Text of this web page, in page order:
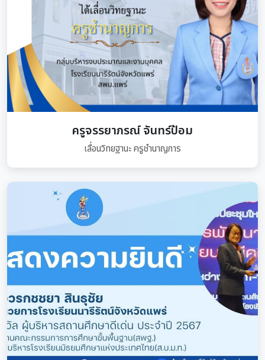
ครูจรรยาภรณ์ จันทร์ป้อม
เลื่อนวิทยฐานะ ครูชำนาญการ